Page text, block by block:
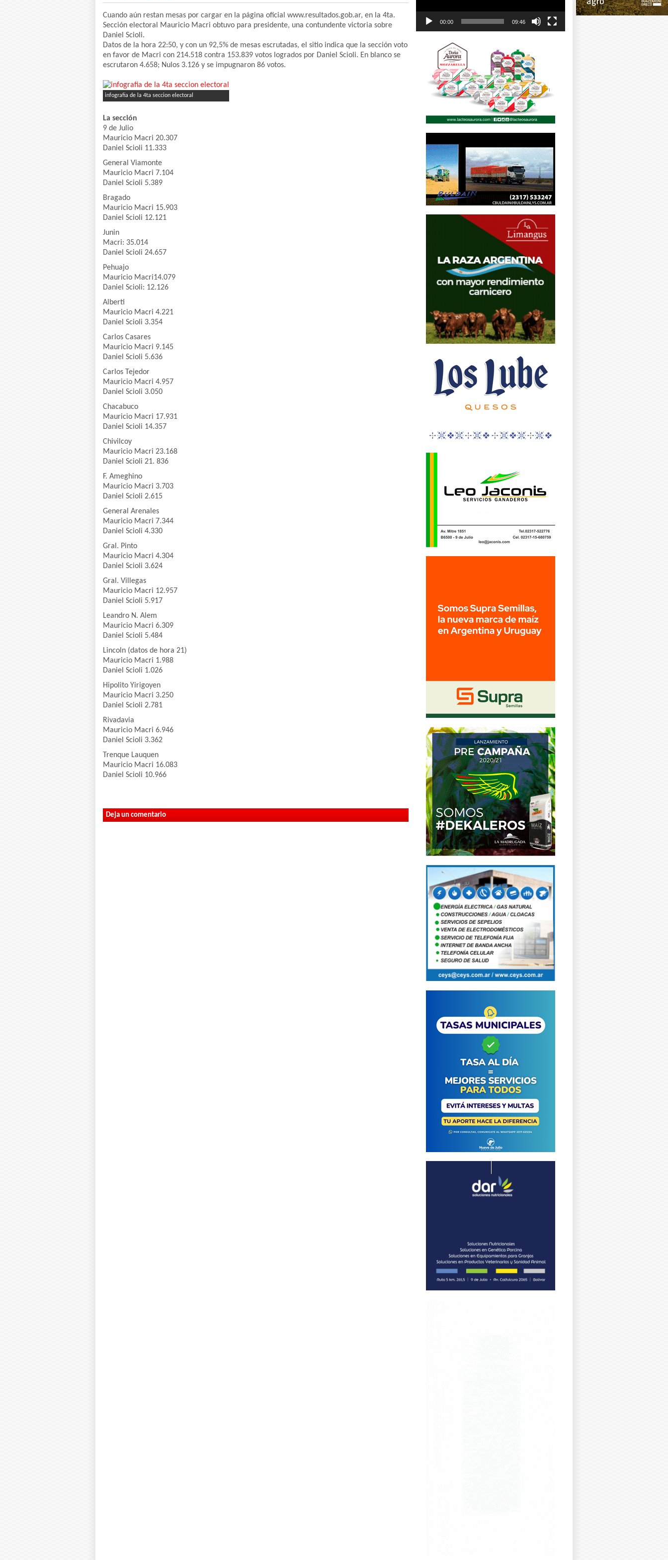
Cuando aún restan mesas por cargar en la página oficial www.resultados.gob.ar, en la 4ta.
Sección electoral Mauricio Macri obtuvo para presidente, una contundente victoria sobre
Daniel Scioli.
Datos de la hora 22:50, y con un 92,5% de mesas escrutadas, el sitio indica que la sección voto
en favor de Macri con 214.518 contra 153.839 votos logrados por Daniel Scioli. En blanco se
escrutaron 4.658; Nulos 3.126 y se impugnaron 86 votos.
infografia de la 4ta seccion electoral
La sección
9 de Julio
Mauricio Macri 20.307
Daniel Scioli 11.333
General Viamonte
Mauricio Macri 7.104
Daniel Scioli 5.389
Bragado
Mauricio Macri 15.903
Daniel Scioli 12.121
Junin
Macri: 35.014
Daniel Scioli 24.657
Pehuajo
Mauricio Macri14.079
Daniel Scioli: 12.126
Alberti
Mauricio Macri 4.221
Daniel Scioli 3.354
Carlos Casares
Mauricio Macri 9.145
Daniel Scioli 5.636
Carlos Tejedor
Mauricio Macri 4.957
Daniel Scioli 3.050
Chacabuco
Mauricio Macri 17.931
Daniel Scioli 14.357
Chivilcoy
Mauricio Macri 23.168
Daniel Scioli 21. 836
F. Ameghino
Mauricio Macri 3.703
Daniel Scioli 2.615
General Arenales
Mauricio Macri 7.344
Daniel Scioli 4.330
Gral. Pinto
Mauricio Macri 4.304
Daniel Scioli 3.624
Gral. Villegas
Mauricio Macri 12.957
Daniel Scioli 5.917
Leandro N. Alem
Mauricio Macri 6.309
Daniel Scioli 5.484
Lincoln (datos de hora 21)
Mauricio Macri 1.988
Daniel Scioli 1.026
Hipolito Yirigoyen
Mauricio Macri 3.250
Daniel Scioli 2.781
Rivadavia
Mauricio Macri 6.946
Daniel Scioli 3.362
Trenque Lauquen
Mauricio Macri 16.083
Daniel Scioli 10.966
Deja un comentario
00:00 09:46